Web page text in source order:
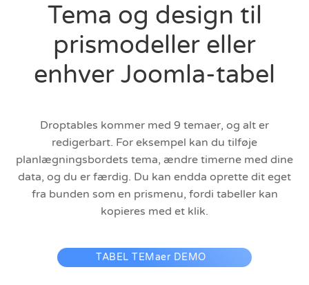
Tema og design til
prismodeller eller
enhver Joomla-tabel
Droptables kommer med 9 temaer, og alt er
redigerbart. For eksempel kan du tilføje
planlægningsbordets tema, ændre timerne med dine
data, og du er færdig. Du kan endda oprette dit eget
fra bunden som en prismenu, fordi tabeller kan
kopieres med et klik.
TABEL TEMaer DEMO